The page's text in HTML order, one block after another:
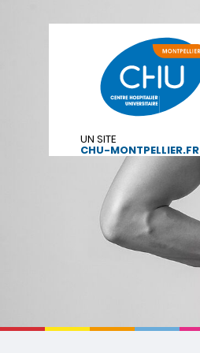
UN SITE
CHU-MONTPELLIER.FR